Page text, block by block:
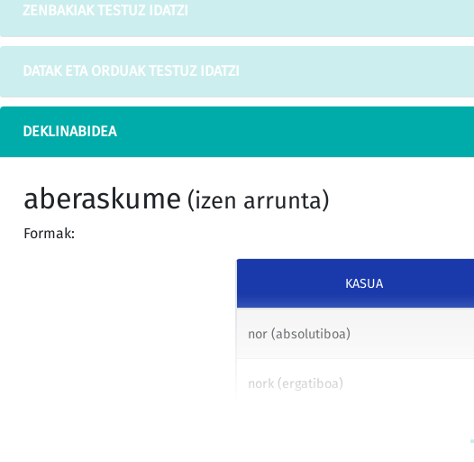
ZENBAKIAK TESTUZ IDATZI
DATAK ETA ORDUAK TESTUZ IDATZI
DEKLINABIDEA
aberaskume (izen arrunta)
Formak:
KASUA
nor (absolutiboa)
nork (ergatiboa)